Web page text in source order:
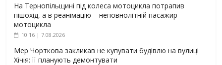
На Тернопільщині під колеса мотоцикла потрапив
пішохід, а в реанімацію – неповнолітній пасажир
мотоцикла
10:16 | 7.08.2026
Мер Чорткова закликав не купувати будівлю на вулиці
Хічія: її планують демонтувати